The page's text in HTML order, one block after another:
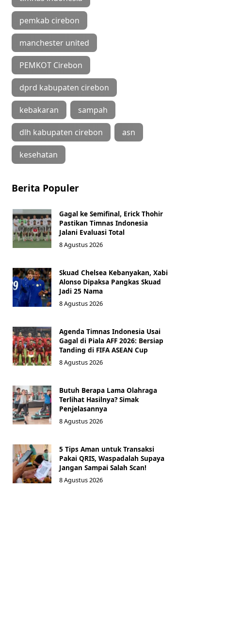
pemkab cirebon
manchester united
PEMKOT Cirebon
dprd kabupaten cirebon
kebakaran sampah
dlh kabupaten cirebon asn
kesehatan
Berita Populer
Gagal ke Semifinal, Erick Thohir
Pastikan Timnas Indonesia
Jalani Evaluasi Total
8 Agustus 2026
Skuad Chelsea Kebanyakan, Xabi
Alonso Dipaksa Pangkas Skuad
Jadi 25 Nama
8 Agustus 2026
Agenda Timnas Indonesia Usai
Gagal di Piala AFF 2026: Bersiap
Tanding di FIFA ASEAN Cup
8 Agustus 2026
Butuh Berapa Lama Olahraga
Terlihat Hasilnya? Simak
Penjelasannya
8 Agustus 2026
5 Tips Aman untuk Transaksi
Pakai QRIS, Waspadalah Supaya
Jangan Sampai Salah Scan!
8 Agustus 2026